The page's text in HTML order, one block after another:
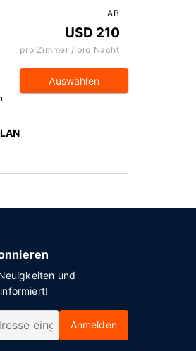
AB
USD 210
pro Zimmer / pro Nacht
Auswählen
und
Anmelden